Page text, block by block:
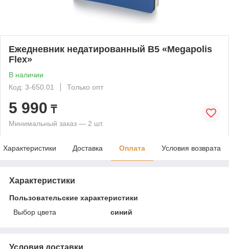
Ежедневник недатированный B5 «Megapolis
Flex»
В наличии
Код: 3-650.01
Только опт
5 990 ₸
Минимальный заказ — 2 шт.
Характеристики Доставка Оплата Условия возврата
Характеристики
Пользовательские характеристики
Выбор цвета
синий
Условия доставки